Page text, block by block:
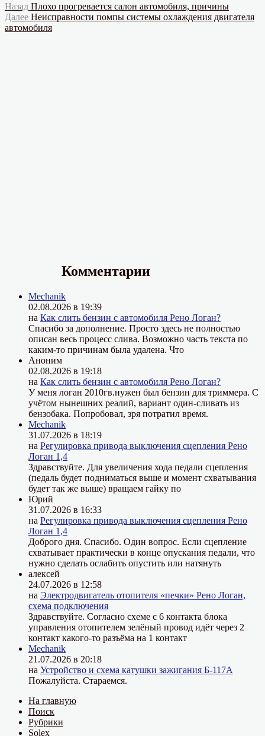
Навигация
по
Назад Предыдущая
запись:
Плохо прогревается салон автомобиля, причины
Далее Следующая
запись:
Неисправности помпы системы охлаждения двигателя
автомобиля
Комментарии
Mechanik
02.08.2026 в 19:39
на Как слить бензин с автомобиля Рено Логан?
Спасибо за дополнение. Просто здесь не полностью
описан весь процесс слива. Возможно часть текста по
каким-то причинам была удалена. Что
Аноним
02.08.2026 в 19:18
на Как слить бензин с автомобиля Рено Логан?
У меня логан 2010гв.нужен был бензин для триммера. С
учётом нынешних реалий, вариант один-сливать из
бензобака. Попробовал, зря потратил время.
Mechanik
31.07.2026 в 18:19
на Регулировка привода выключения сцепления Рено
Логан 1,4
Здравствуйте. Для увеличения хода педали сцепления
(педаль будет подниматься выше и момент схватывания
будет так же выше) вращаем гайку по
Юрий
31.07.2026 в 16:33
на Регулировка привода выключения сцепления Рено
Логан 1,4
Доброго дня. Спасибо. Один вопрос. Если сцепление
схватывает практически в конце опускания педали, что
нужно сделать ослабить опустить или натянуть
алексей
24.07.2026 в 12:58
на Электродвигатель отопителя «печки» Рено Логан,
схема подключения
Здравствуйте. Согласно схеме с 6 контакта блока
управления отопителем зелёный провод идёт через 2
контакт какого-то разъёма на 1 контакт
Mechanik
21.07.2026 в 20:18
на Устройство и схема катушки зажигания Б-117А
Пожалуйста. Стараемся.
На главную
Поиск
Рубрики
Solex